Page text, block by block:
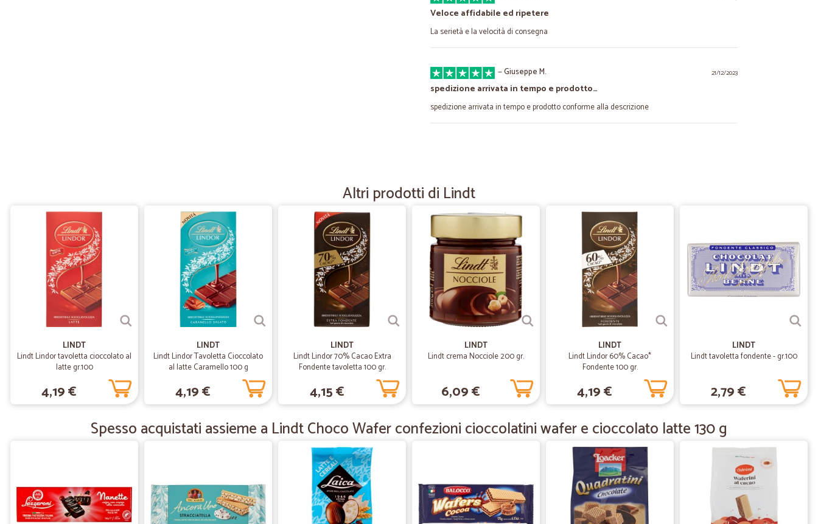
Veloce affidabile ed ripetere
La serietà e la velocità di consegna
21/12/2023
—Giuseppe M.
spedizione arrivata in tempo e prodotto…
spedizione arrivata in tempo e prodotto conforme alla descrizione
Luca A.
Spedizione rapidissima e ottimi…
Spedizione rapidissima e ottimi prodotti.
09/01/2022
—Rossana L.
Puntuali nella consegna anche nei…
parenti generi di prima necessità in tempi brevi.
Silvia Z.
Coloreria italiana
Ho acquistato 4 confezioni della coloreria italiana, color rosa. Sono arrivati esattamente il
giorno indicato, senza alcun ritardo o problema. Direi che il servizio è stato impeccabile.
24/09/2020
—Fabrizio F.
Tempi
Tempi, trasporto e consegna effettuati co cura e nei tempi indicati. Consigliato.
Altri prodotti di Lindt
LINDT
Lindt Lindor tavoletta cioccolato al
latte gr.100
4,19 €
LINDT
Lindt Lindor Tavoletta Cioccolato
al latte Caramello 100 g
4,19 €
LINDT
Lindt Lindor 70% Cacao Extra
Fondente tavoletta 100 gr.
4,15 €
LINDT
Lindt crema Nocciole 200 gr.
6,09 €
LINDT
Lindt Lindor 60% Cacao*
Fondente 100 gr.
4,19 €
LINDT
Lindt tavoletta fondente - gr.100
2,79 €
Spesso acquistati assieme a Lindt Choco Wafer confezioni cioccolatini wafer e cioccolato latte 130 g